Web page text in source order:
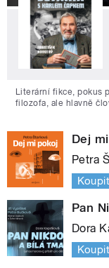
Literární fikce, pokus
filozofa, ale hlavně
Dej
Petra
Koupit
Pan
Dora
Koupit